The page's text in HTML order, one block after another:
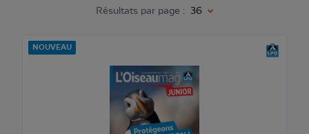
Résultats par page : 36
NOUVEAU